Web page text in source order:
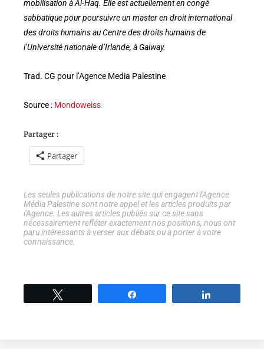
mobilisation à Al-Haq. Elle est actuellement en congé
sabbatique pour poursuivre un master en droit international
des droits humains au Centre des droits humains de
l’Université nationale d’Irlande, à Galway.
Trad. CG pour l’Agence Media Palestine
Source : Mondoweiss
Partager :
Partager
Les seules publications de notre site qui engagent l'Agence
Média Palestine sont notre appel et les articles produits par
l'Agence. Les autres articles publiés sur ce site sans
nécessairement refléter exactement nos positions, nous ont
paru intéressants à verser aux débats ou à porter à votre
connaissance.